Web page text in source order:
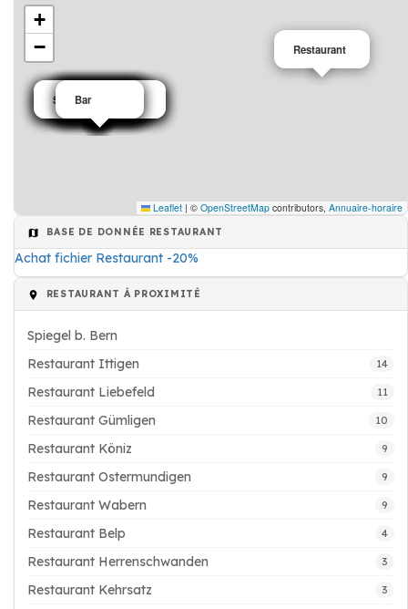
Restaurant
Restaurant
Restaurant
Restaurant
Restaurant
Restaurant
Restaurant
Restaurant
Restaurant
Salons de thé café
Salons de thé café
Salons de thé café
Restaurant
Café
Café
Salons de thé café
Salons de thé café
Café
Café
Bar
+
−
Leaflet | © OpenStreetMap contributors, Annuaire-horaire
BASE DE DONNÉE RESTAURANT
Achat fichier Restaurant -20%
RESTAURANT À PROXIMITÉ
Spiegel b. Bern
Restaurant Ittigen
14
Restaurant Liebefeld 11
Restaurant Gümligen 10
Restaurant Köniz 9
Restaurant Ostermundigen 9
Restaurant Wabern 9
Restaurant Belp 4
Restaurant Herrenschwanden 3
Restaurant Kehrsatz 3